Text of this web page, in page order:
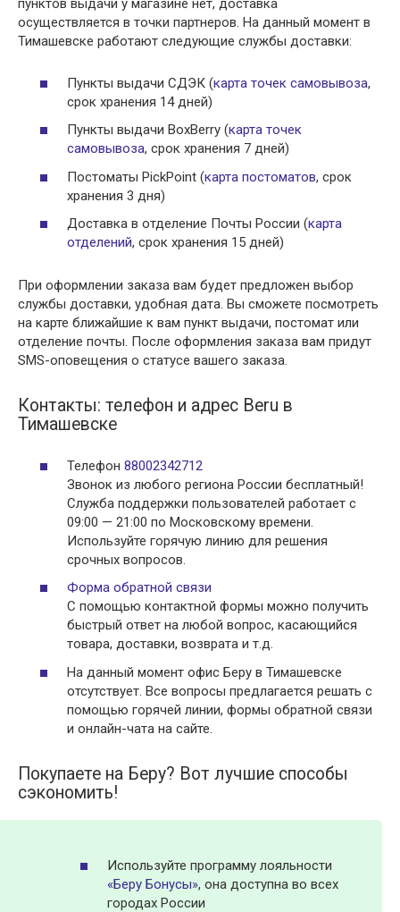
пунктов выдачи у магазине нет, доставка
осуществляется в точки партнеров. На данный момент в
Тимашевске работают следующие службы доставки:
Пункты выдачи СДЭК (карта точек самовывоза,
срок хранения 14 дней)
Пункты выдачи BoxBerry (карта точек
самовывоза, срок хранения 7 дней)
Постоматы PickPoint (карта постоматов, срок
хранения 3 дня)
Доставка в отделение Почты России (карта
отделений, срок хранения 15 дней)
При оформлении заказа вам будет предложен выбор
службы доставки, удобная дата. Вы сможете посмотреть
на карте ближайшие к вам пункт выдачи, постомат или
отделение почты. После оформления заказа вам придут
SMS-оповещения о статусе вашего заказа.
Контакты: телефон и адрес Beru в
Тимашевске
Телефон 88002342712
Звонок из любого региона России бесплатный!
Служба поддержки пользователей работает с
09:00 — 21:00 по Московскому времени.
Используйте горячую линию для решения
срочных вопросов.
Форма обратной связи
С помощью контактной формы можно получить
быстрый ответ на любой вопрос, касающийся
товара, доставки, возврата и т.д.
На данный момент офис Беру в Тимашевске
отсутствует. Все вопросы предлагается решать с
помощью горячей линии, формы обратной связи
и онлайн-чата на сайте.
Покупаете на Беру? Вот лучшие способы
сэкономить!
Используйте программу лояльности
«Беру Бонусы», она доступна во всех
городах России